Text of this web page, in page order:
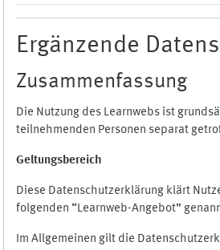
Ergänzende
Zusammenfassung
Die Nutzung des Learnwebs ist
teilnehmenden Personen separat
Geltungsbereich
Diese Datenschutzerklärung klärt
folgenden “Learnweb-Angebot”
Im Allgemeinen gilt die